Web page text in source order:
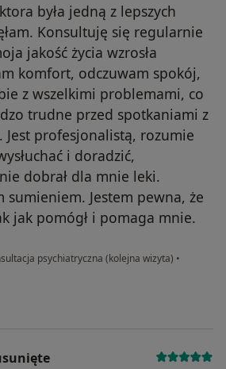
była jedną z lepszych
Konsultuję się regularnie
jakość życia wzrosła
komfort, odczuwam spokój,
z wszelkimi problemami, co
trudne przed spotkaniami z
Jest profesjonalistą, rozumie
i doradzić,
dobrał dla mnie leki.
sumieniem. Jestem pewna, że
jak pomógł i pomaga mnie.
psychiatryczna (kolejna wizyta) •